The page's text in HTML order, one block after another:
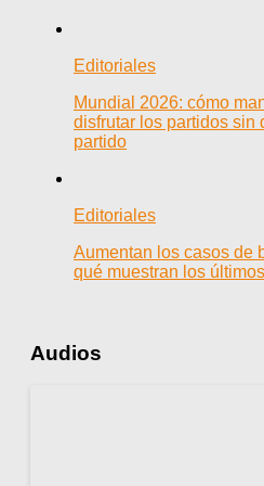
Editoriales
Mundial 2026: cómo
disfrutar los partidos sin
partido
Editoriales
Aumentan los casos de
qué muestran los
Audios